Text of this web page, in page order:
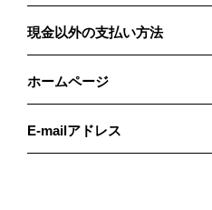
現金以外の支払い方法
ホームページ
E-mailアドレス